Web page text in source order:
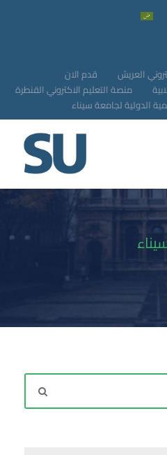
قدم الان
العريش
منصة التعليم الاكتروني القنطرة
الدولية لجامعة سيناء